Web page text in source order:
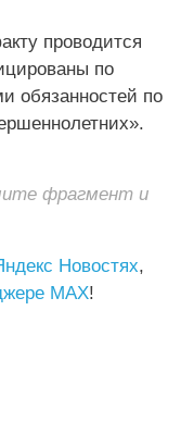
проводится
по
обязанностей по
фрагмент и
Новостях,
MAX!